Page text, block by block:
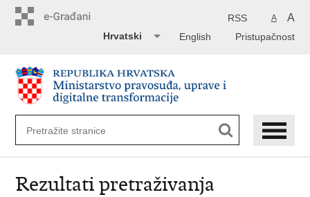
A A
RSS
Pristupačnost
English
Hrvatski
Rezultati pretraživanja